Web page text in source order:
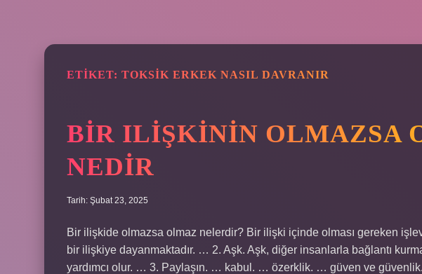
ETIKET: TOKSIK ERKEK NASIL DAVRANIR
BIR ILIŞKININ OLMAZSA
NEDIR
Tarih: Şubat 23, 2025
Bir ilişkide olmazsa olmaz nelerdir? Bir ilişki içinde olması gereken
bir ilişkiye dayanmaktadır. … 2. Aşk. Aşk, diğer insanlarla bağlantı
yardımcı olur. … 3. Paylaşın. … kabul. … özerklik. … güven ve